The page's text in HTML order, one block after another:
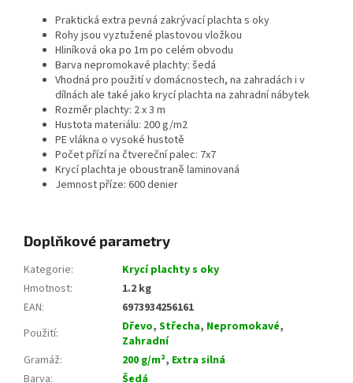
Praktická extra pevná zakrývací plachta s oky
Rohy jsou vyztužené plastovou vložkou
Hliníková oka po 1m po celém obvodu
Barva nepromokavé plachty: šedá
Vhodná pro použití v domácnostech, na zahradách i v
dílnách ale také jako krycí plachta na zahradní nábytek
Rozměr plachty: 2 x 3 m
Hustota materiálu: 200 g/m2
PE vlákna o vysoké hustotě
Počet přízí na čtvereční palec: 7x7
Krycí plachta je oboustraně laminovaná
Jemnost příze: 600 denier
Doplňkové parametry
Kategorie:
Krycí plachty s oky
Hmotnost:
1.2 kg
EAN:
6973934256161
Použití: Dřevo, Střecha, Nepromokavé,
Zahradní
Gramáž: 200 g/m², Extra silná
Barva:
Šedá